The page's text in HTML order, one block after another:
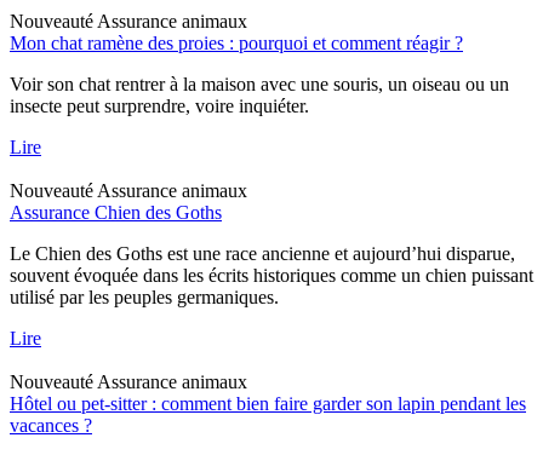
Nouveauté Assurance animaux
Mon chat ramène des proies : pourquoi et comment réagir ?
Voir son chat rentrer à la maison avec une souris, un oiseau ou un
insecte peut surprendre, voire inquiéter.
Lire
Nouveauté Assurance animaux
Assurance Chien des Goths
Le Chien des Goths est une race ancienne et aujourd’hui disparue,
souvent évoquée dans les écrits historiques comme un chien puissant
utilisé par les peuples germaniques.
Lire
Nouveauté Assurance animaux
Hôtel ou pet-sitter : comment bien faire garder son lapin pendant les
vacances ?